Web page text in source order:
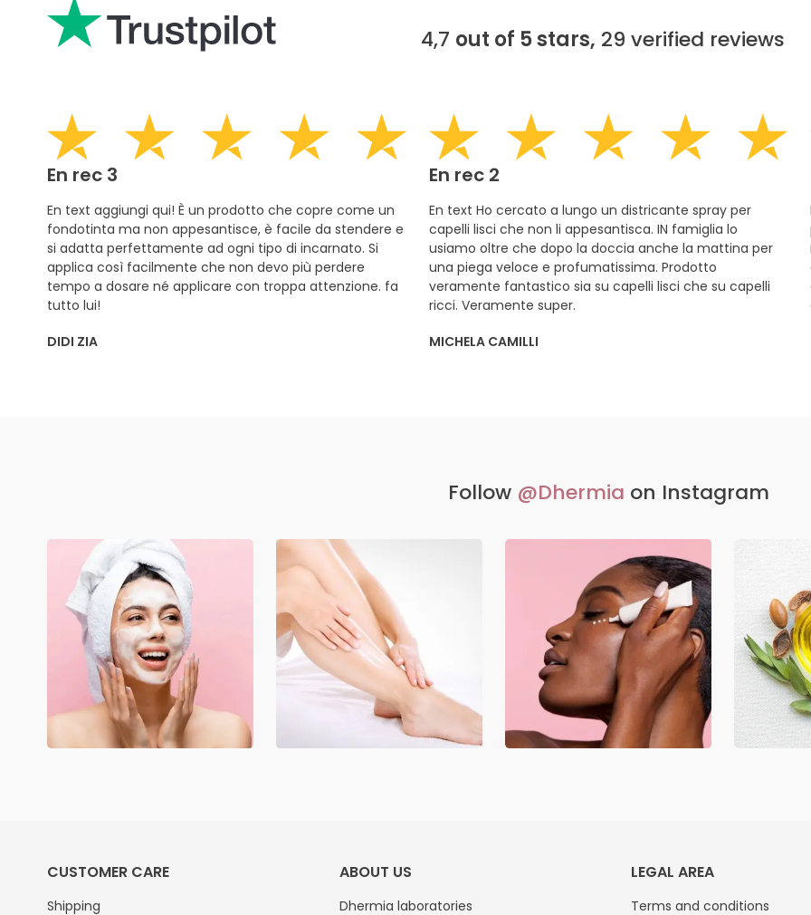
4,7 out of 5 stars, 29 verified reviews
En rec 3
En text aggiungi qui! È un prodotto che copre come un
fondotinta ma non appesantisce, è facile da stendere e
si adatta perfettamente ad ogni tipo di incarnato. Si
applica così facilmente che non devo più perdere
tempo a dosare né applicare con troppa attenzione. fa
tutto lui!
DIDI ZIA
En rec 2
En text Ho cercato a lungo un districante spray per
capelli lisci che non li appesantisca. IN famiglia lo
usiamo oltre che dopo la doccia anche la mattina per
una piega veloce e profumatissima. Prodotto
veramente fantastico sia su capelli lisci che su capelli
ricci. Veramente super.
MICHELA CAMILLI
Follow @Dhermia on Instagram
CUSTOMER CARE
Shipping
ABOUT US
Dhermia laboratories
LEGAL AREA
Terms and conditions